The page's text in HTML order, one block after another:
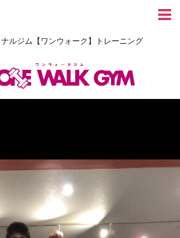
ルジム【ワンウォーク】トレーニング